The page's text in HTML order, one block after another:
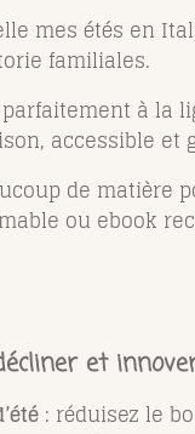
mes étés en
familiales.
parfaitement à la
accessible et
de matière
ou ebook
et
: réduisez le